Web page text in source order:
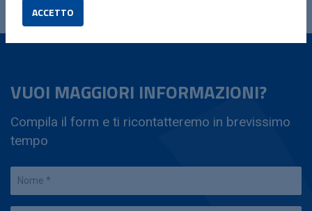
VUOI MAGGIORI INFORMAZIONI?
Compila il form e ti ricontatteremo in brevissimo
tempo
ACCETTO